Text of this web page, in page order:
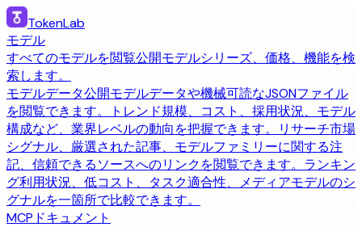
TokenLab
モデル
すべてのモデルを閲覧公開モデルシリーズ、価格、機能を検
索します。
モデルデータ公開モデルデータや機械可読なJSONファイル
を閲覧できます。
トレンド規模、コスト、採用状況、モデル
構成など、業界レベルの動向を把握できます。
リサーチ市場
シグナル、厳選された記事、モデルファミリーに関する注
記、信頼できるソースへのリンクを閲覧できます。 ランキン
グ利用状況、低コスト、タスク適合性、メディアモデルのシ
グナルを一箇所で比較できます。
MCP ドキュメント